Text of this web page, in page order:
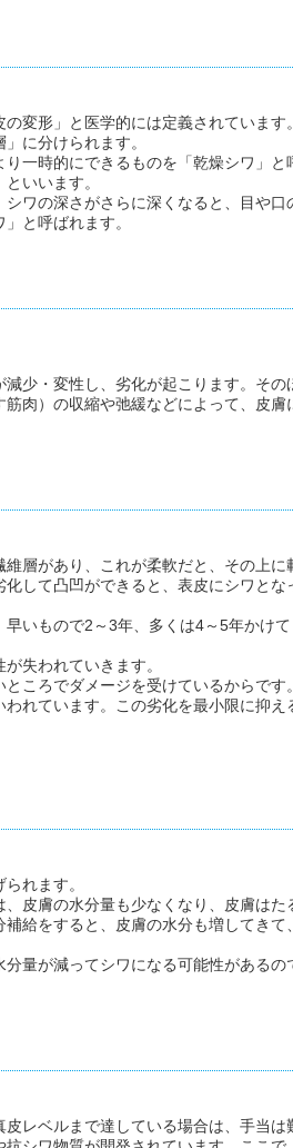
変形」と医学的には定義されています。
に分けられます。
一時的にできるものを「乾燥シワ」と
いいます。
ワの深さがさらに深くなると、目や口
と呼ばれます。
少・変性し、劣化が起こります。その
肉）の収縮や弛緩などによって、皮膚
層があり、これが柔軟だと、その上に
して凸凹ができると、表皮にシワとな
いもので2～3年、多くは4～5年かけて
失われていきます。
ころでダメージを受けているからです。
れています。この劣化を最小限に抑え
れます。
皮膚の水分量も少なくなり、皮膚はた
給をすると、皮膚の水分も増してきて、
量が減ってシワになる可能性があるの
レベルまで達している場合は、手当は